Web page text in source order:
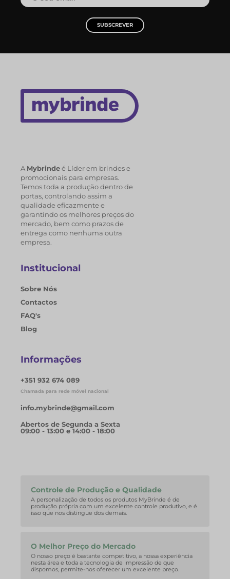
SUBSCREVER
A Mybrindeé Líder em brindes e
promocionais para empresas.
Temos toda a produção dentro de
portas, controlando assim a
qualidade eficazmente e
garantindo os melhores preços do
mercado, bem como prazos de
entrega como nenhuma outra
empresa.
Institucional
Sobre Nós
Contactos
FAQ's
Blog
Informações
+351 932 674 089
Chamada para rede móvel nacional
info.mybrinde@gmail.com
Abertos de Segunda a Sexta
09:00 - 13:00 e 14:00 - 18:00
Controle de Produção e Qualidade
A personalização de todos os produtos MyBrinde é de
produção própria com um excelente controle produtivo, e é
isso que nos distingue dos demais.
O Melhor Preço do Mercado
O nosso preço é bastante competitivo, a nossa experiência
nesta área e toda a tecnologia de impressão de que
dispomos, permite-nos oferecer um excelente preço.